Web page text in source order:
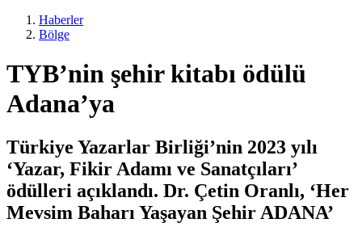
Haberler
Bölge
TYB’nin şehir kitabı ödülü
Adana’ya
Türkiye Yazarlar Birliği’nin 2023 yılı
‘Yazar, Fikir Adamı ve Sanatçıları’
ödülleri açıklandı. Dr. Çetin Oranlı, ‘Her
Mevsim Baharı Yaşayan Şehir ADANA’